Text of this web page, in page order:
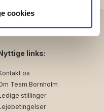
kombinere disse
givet dem, eller som
tjenester.
cookies
links:
os
Team Bornholm
stillinger